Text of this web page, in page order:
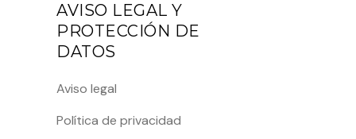
AVISO LEGAL Y
PROTECCIÓN DE
DATOS
Aviso legal
Política de privacidad